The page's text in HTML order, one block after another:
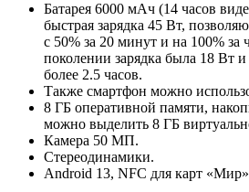
Батарея 6000 мАч (14 часов
быстрая зарядка 45 Вт,
с 50% за 20 минут и на 100%
поколении зарядка была 18 Вт
более 2.5 часов.
Также смартфон можно
8 ГБ оперативной памяти,
можно выделить 8 ГБ
Камера 50 МП.
Стереодинамики.
Android 13, NFC для карт